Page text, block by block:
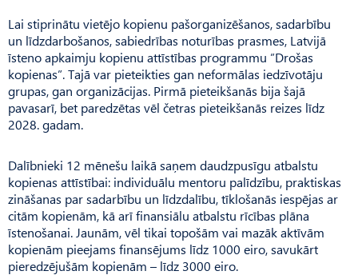
Lai stiprinātu vietējo kopienu pašorganizēšanos, sadarbību
un līdzdarbošanos, sabiedrības noturības prasmes, Latvijā
īsteno apkaimju kopienu attīstības programmu ”Drošas
kopienas”. Tajā var pieteikties gan neformālas iedzīvotāju
grupas, gan organizācijas. Pirmā pieteikšanās bija šajā
pavasarī, bet paredzētas vēl četras pieteikšanās reizes līdz
2028. gadam.
Dalībnieki 12 mēnešu laikā saņem daudzpusīgu atbalstu
kopienas attīstībai: individuālu mentoru palīdzību, praktiskas
zināšanas par sadarbību un līdzdalību, tīklošanās iespējas ar
citām kopienām, kā arī finansiālu atbalstu rīcības plāna
īstenošanai. Jaunām, vēl tikai topošām vai mazāk aktīvām
kopienām pieejams finansējums līdz 1000 eiro, savukārt
pieredzējušām kopienām – līdz 3000 eiro.